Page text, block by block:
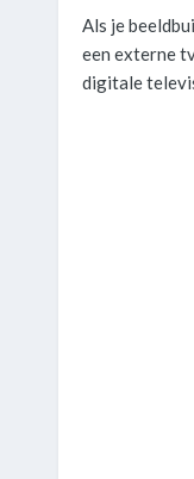
Als je
een externe
digitale